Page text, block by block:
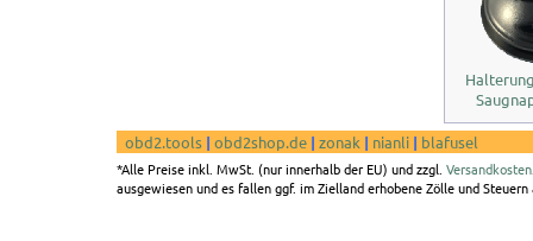
obd2.tools | obd2shop.de | zonak | nianli | blafusel
*Alle Preise inkl. MwSt. (nur innerhalb der EU) und zzgl. Versandkosten
ausgewiesen und es fallen ggf. im Zielland erhobene Zölle und